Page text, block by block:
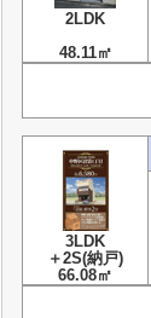
2LDK
48.11㎡
3LDK
＋2S(納戸)
66.08㎡